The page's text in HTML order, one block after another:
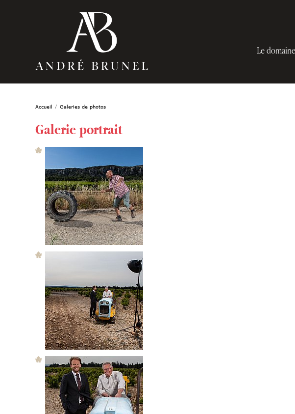
Accueil Galeries de photos
Galerie portrait
Le domaine